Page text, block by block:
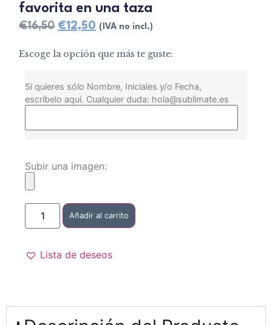
favorita en una taza
€16,50 €12,50 (IVA no incl.)
Escoge la opción que más te guste:
Si quieres sólo Nombre, Iniciales y/o Fecha,
escríbelo aquí. Cualquier duda: hola@sublimate.es
Subir una imagen:
Añadir al carrito
Lista de deseos